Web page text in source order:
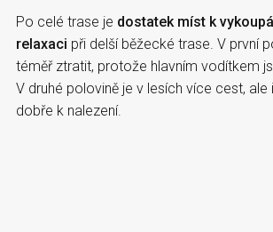
Po celé trase je dostatek míst k
relaxaci při delší běžecké trase. V první
téměř ztratit, protože hlavním vodítkem
V druhé polovině je v lesích více cest,
dobře k nalezení.